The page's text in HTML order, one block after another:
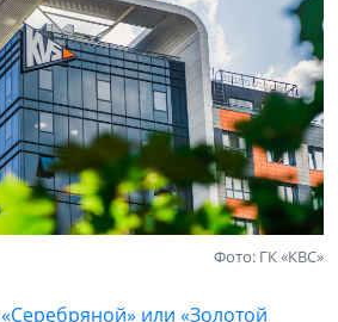
Фото: ГК «КВС»
«Серебряной» или «Золотой